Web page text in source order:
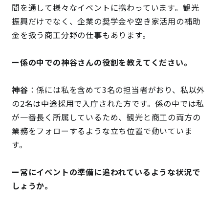
間を通して様々なイベントに携わっています。観光
振興だけでなく、企業の奨学金や空き家活用の補助
金を扱う商工分野の仕事もあります。
ー係の中での神谷さんの役割を教えてください。
神谷 ：係には私を含めて3名の担当者がおり、私以外
の2名は中途採用で入庁された方です。係の中では私
が一番長く所属しているため、観光と商工の両方の
業務をフォローするような立ち位置で動いていま
す。
ー常にイベントの準備に追われているような状況で
しょうか。